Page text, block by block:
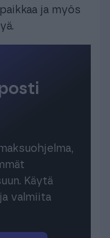
ja myös
Käytä
valmiita